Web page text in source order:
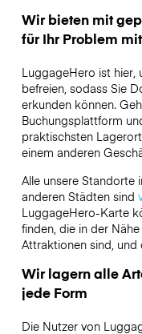
Wir bieten mit
für Ihr Problem
LuggageHero ist hier,
befreien, sodass Sie
erkunden können.
Buchungsplattform
praktischsten
einem anderen
Alle unsere Standorte
anderen Städten sind
LuggageHero-Karte
finden, die in der
Attraktionen sind,
Wir lagern alle
jede Form
Die Nutzer von